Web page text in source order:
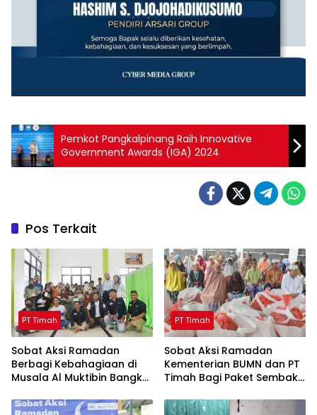
Pemkot Pangkalpinang Raih Innovative
Government Awards (IGA) 2024
Pos Terkait
PT Timah
Sobat Aksi Ramadan
Berbagi Kebahagiaan di
Musala Al Muktibin Bangka
dan Piatu
PT Timah
Sobat Aksi Ramadan
Kementerian BUMN dan PT
Timah Bagi Paket Sembako
Barat